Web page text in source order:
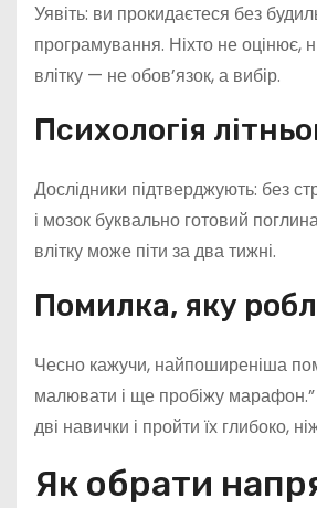
Уявіть: ви прокидаєтеся без
програмування. Ніхто не оцінює,
влітку — не обов’язок, а вибір.
Психологія
Дослідники підтверджують: без
і мозок буквально готовий
влітку може піти за два тижні.
Помилка, яку
Чесно кажучи, найпоширеніша
малювати і ще пробіжу
дві навички і пройти їх глибоко,
Як обрати